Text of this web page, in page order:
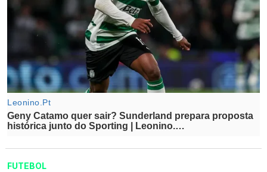
FUTEBOL